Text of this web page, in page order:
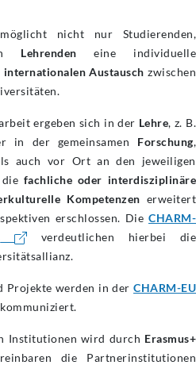
nicht nur Studierenden,
Lehrenden eine individuelle
internationalen Austausch zwischen
ergeben sich in der Lehre, z. B.
in der gemeinsamen Forschung,
auch vor Ort an den jeweiligen
fachliche oder interdisziplinäre
Kompetenzen erweitert
erschlossen. Die CHARM-
verdeutlichen hierbei die
Projekte werden in der CHARM-EU
Institutionen wird durch Erasmus+
die Partnerinstitutionen